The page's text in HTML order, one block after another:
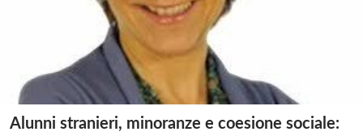
Alunni stranieri, minoranze e coesione sociale: